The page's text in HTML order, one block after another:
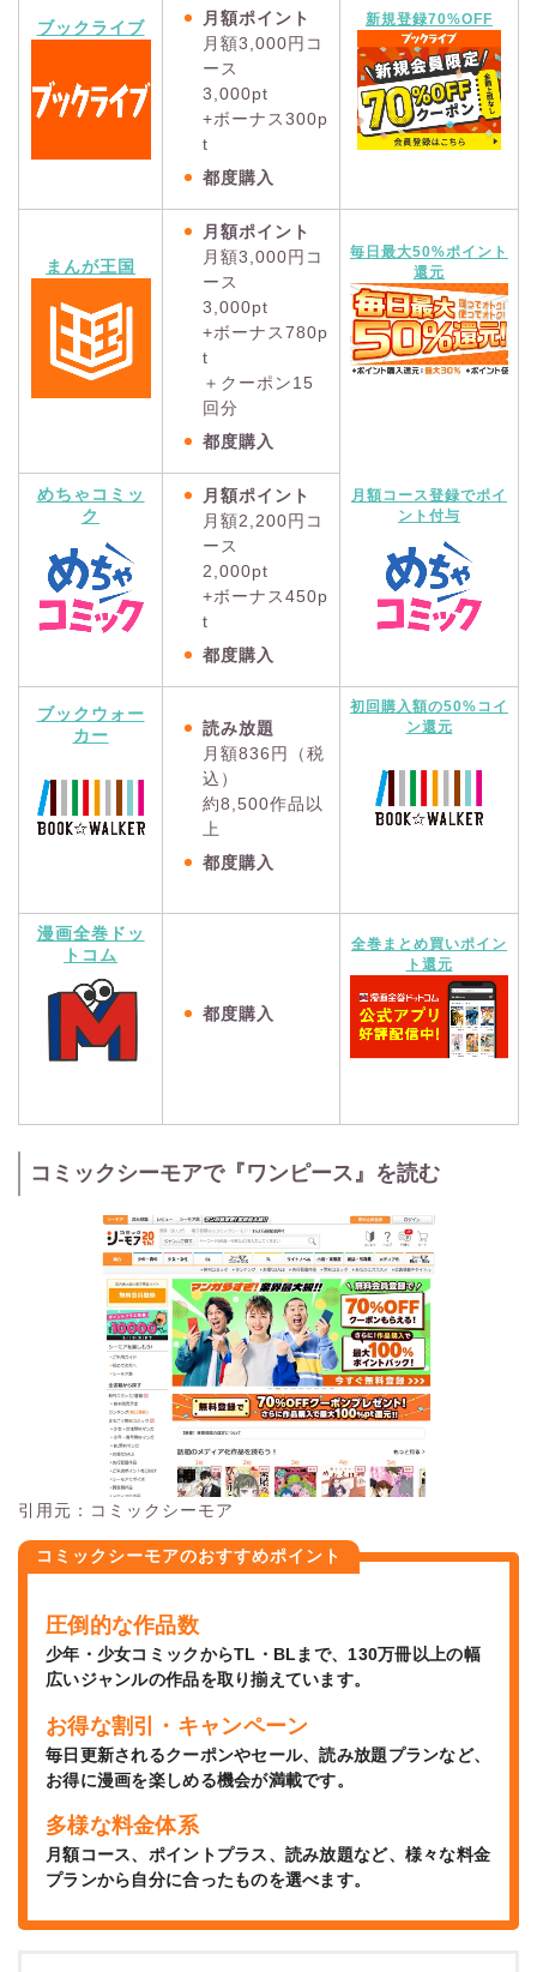
ブックライブ
月額ポイント
月額3,000円コ
ース
3,000pt
+ボーナス300p
t
都度購入
新規登録70%OFF
まんが王国
月額ポイント
月額3,000円コ
ース
3,000pt
+ボーナス780p
t
＋クーポン15
回分
都度購入
毎日最大50%ポイント
還元
めちゃコミッ
ク
月額ポイント
月額2,200円コ
ース
2,000pt
+ボーナス450p
t
都度購入
月額コース登録でポイ
ント付与
ブックウォー
カー
読み放題
月額836円（税
込）
約8,500作品以
上
都度購入
初回購入額の50%コイ
ン還元
漫画全巻ドッ
トコム
都度購入
全巻まとめ買いポイン
ト還元
コミックシーモアで『ワンピース』を読む
引用元：コミックシーモア
コミックシーモアのおすすめポイント
圧倒的な作品数
少年・少女コミックからTL・BLまで、130万冊以上の幅
広いジャンルの作品を取り揃えています。
お得な割引・キャンペーン
毎日更新されるクーポンやセール、読み放題プランなど、
お得に漫画を楽しめる機会が満載です。
多様な料金体系
月額コース、ポイントプラス、読み放題など、様々な料金
プランから自分に合ったものを選べます。